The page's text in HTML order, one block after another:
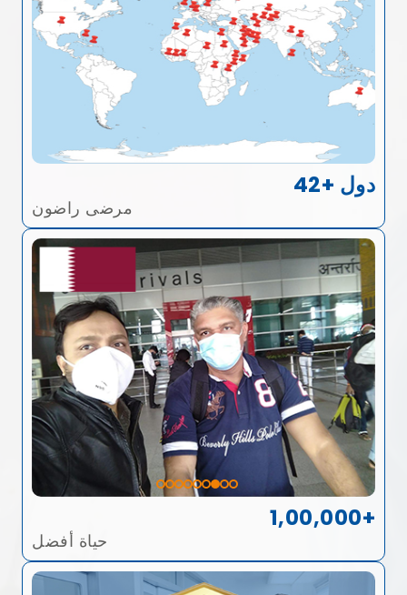
42+ دول
مرضى راضون
1,00,000+
حياة أفضل